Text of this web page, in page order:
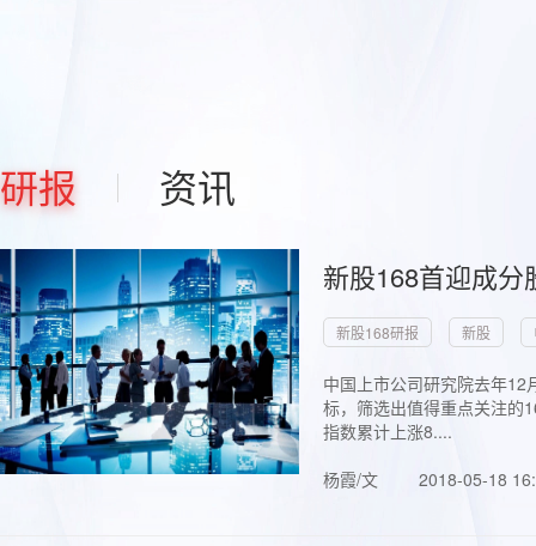
研报 资讯
新股168首迎成
新股168研报 新股
中国上市公司研究院去年
标，筛选出值得重点关注的
指数累计上涨8....
杨霞/文
2018-05-18